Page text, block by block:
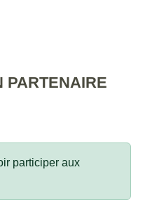
PARTENAIRE
participer aux